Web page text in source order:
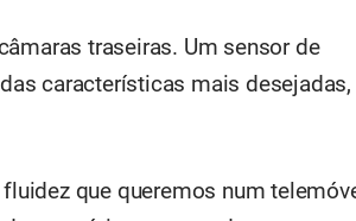
traseiras. Um sensor de
características mais desejadas,
que queremos num